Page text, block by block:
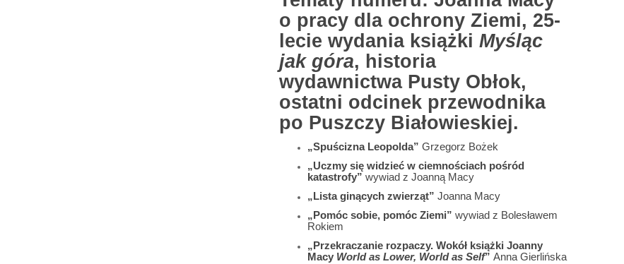
o pracy dla ochrony Ziemi, 25-
lecie wydania książki Myśląc
jak góra, historia
wydawnictwa Pusty Obłok,
ostatni odcinek przewodnika
po Puszczy Białowieskiej.
„Spuścizna Leopolda” Grzegorz Bożek
„Uczmy się widzieć w ciemnościach pośród
katastrofy” wywiad z Joanną Macy
„Lista ginących zwierząt” Joanna Macy
„Pomóc sobie, pomóc Ziemi” wywiad z Bolesławem
Rokiem
„Przekraczanie rozpaczy. Wokół książki Joanny
Macy World as Lower, World as Self” Anna Gierlińska